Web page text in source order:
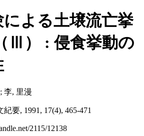
よる土壌流亡挙
Ⅲ） : 侵食挙動の
李, 里漫
要, 1991, 17(4), 465-471
2115/12138